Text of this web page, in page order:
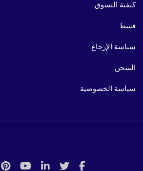
كيفية التسوق
قسط
سياسة الإرجاع
الشحن
سياسة الخصوصية